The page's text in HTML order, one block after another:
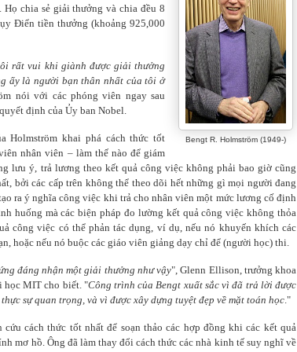
Bengt R. Holmström (1949-)
Họ chia sẻ giải thưởng và chia đều 8
Điển tiền thưởng (khoảng 925,000
rất vui khi giành được giải thưởng
ấy là người bạn thân nhất của tôi ở
nói với các phóng viên ngay sau
định của Ủy ban Nobel.
Holmström khai phá cách thức tốt
nhân viên – làm thế nào để giám
lưu ý, trả lương theo kết quả công việc không phải bao giờ cũng
bởi các cấp trên không thể theo dõi hết những gì mọi người đang
ra ý nghĩa công việc khi trả cho nhân viên một mức lương cố định
huống mà các biện pháp đo lường kết quả công việc không thỏa
công việc có thể phản tác dụng, ví dụ, nếu nó khuyến khích các
hoặc nếu nó buộc các giáo viên giảng dạy chỉ để (người học) thi.
đáng nhận một giải thưởng như vậy", Glenn Ellison, trưởng khoa
học MIT cho biết. "Công trình của Bengt xuất sắc vì đã trả lời được
sự quan trọng, và vì được xây dựng tuyệt đẹp về mặt toán học ."
cứu cách thức tốt nhất để soạn thảo các hợp đồng khi các kết quả
mơ hồ. Ông đã làm thay đổi cách thức các nhà kinh tế suy nghĩ về